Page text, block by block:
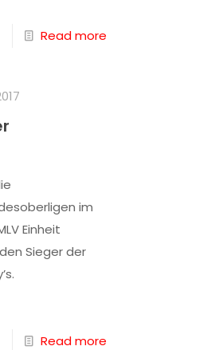
Read more
im
Einheit
Sieger der
Read more